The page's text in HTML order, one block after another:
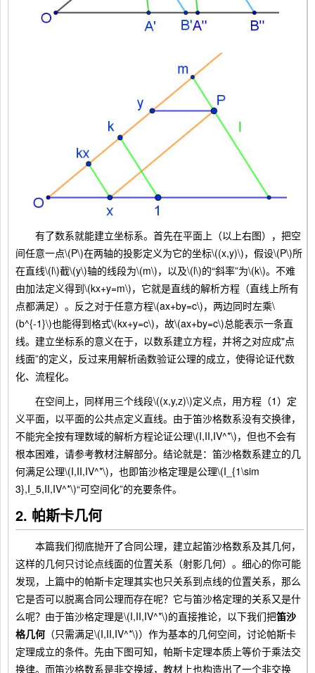
有了数系就能建立坐标系。首先在平面上（以上右图），把空
间任意一点\(P\)在两轴的投影定义为它的坐标\((x,y)\)，假设\(P\)所
在直线\(l\)截\(y\)轴的线段为\(m\)，以及\(l\)的“斜率”为\(k\)。不难
由加法定义得到\(kx+y=m\)，它就是直线的解析方程（直线上所有
点都满足）。反之对于任意方程\(ax+by=c\)，两边同时左乘\
(b^{-1}\)也能得到格式\(kx+y=c\)，故\(ax+by=c\)总能表示一条直
线。建立坐标系的意义在于，以数系建立方程，并将之对应成"点
线面”的定义，反过来用解析函数验证公理的成立，使得论证代数
化、流程化。
在空间上，同样用三个线段\((x,y,z)\)定义点，用方程（1）定
义平面，以平面的公共点定义直线。由于笛沙格数系没有交换律，
不能完全按有理数域的解析方程论证公理\(I,II,IV^*\)，但也不会有
根本困难，请参考教材注解部分。结论就是：笛沙格数系建立的几
何满足公理\(I,II,IV^*\)，也即笛沙格定理是公理\(I_{1\sim
3},I_5,II,IV^*\)“可空间化”的充要条件。
2. 帕斯卡几何
本篇我们彻底抛开了合同公理，建立起笛沙格数系及其几何，
这样的几何只讨论点线面的位置关系（射影几何）。细心的你可能
发现，上篇中的帕斯卡定理其实也只关系到点线的位置关系，那么
它是否可以脱离合同公理而存在呢？它与笛沙格定理的关系又是什
么呢？由于笛沙格定理是\(I,II,IV^*\)的直接推论，以下我们把笛沙
格几何 （只需满足\(I,II,IV^*\)）作为基本的几何空间，讨论帕斯卡
定理成立的条件。先由下图可知，帕斯卡定理本质上等价于乘法交
换律。而笛沙格数系是非交换域，教材上也构造出了一个非交换